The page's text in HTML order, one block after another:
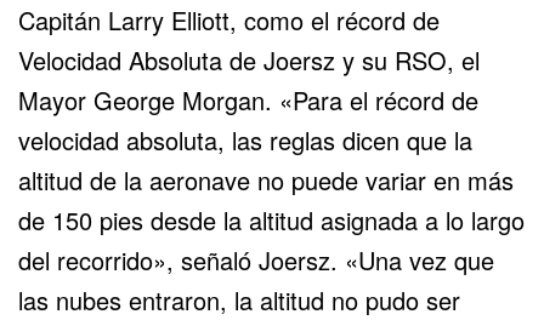
Capitán Larry Elliott, como el récord de
Velocidad Absoluta de Joersz y su RSO, el
Mayor George Morgan. «Para el récord de
velocidad absoluta, las reglas dicen que la
altitud de la aeronave no puede variar en más
de 150 pies desde la altitud asignada a lo largo
del recorrido», señaló Joersz. «Una vez que
las nubes entraron, la altitud no pudo ser